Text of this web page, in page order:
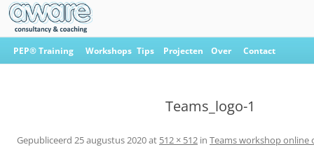
Ga
naar
PEP® Training Workshops Tips Projecten Over Contact
Teams_logo-1
Gepubliceerd 25 augustus 2020at 512 × 512 in Teams workshop online